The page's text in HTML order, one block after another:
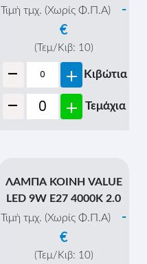
Τιμή τμχ. (Χωρίς Φ.Π.Α)
-
€
(Τεμ/Κιβ: 10)
- + Κιβώτια
- + Τεμάχια
ΛΑΜΠΑ ΚΟΙΝΗ VALUE
LED 9W Ε27 4000K 2.0
Τιμή τμχ. (Χωρίς Φ.Π.Α)
-
€
(Τεμ/Κιβ: 10)